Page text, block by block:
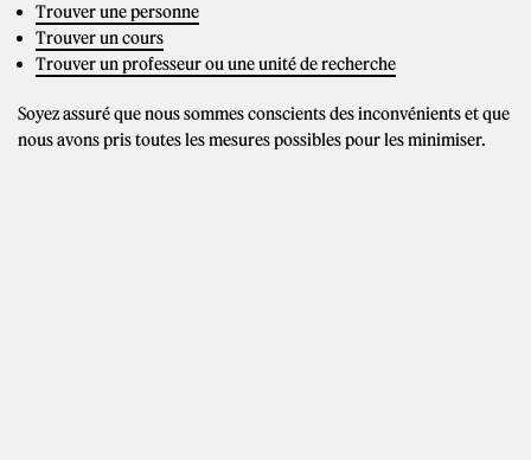
Trouver une personne
Trouver un cours
Trouver un professeur ou une unité de recherche
Soyez assuré que nous sommes conscients des inconvénients et que
nous avons pris toutes les mesures possibles pour les minimiser.